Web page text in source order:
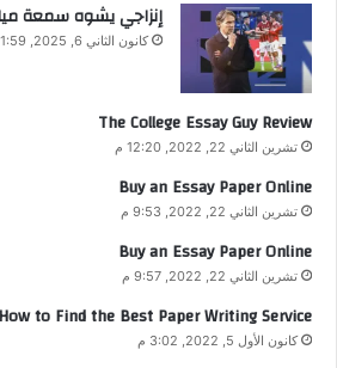
إنزاجي يشوه سمعة
كانون الثاني 6, 2025, 11:59 ص
The College Essay Guy Review
تشرين الثاني 22, 2022, 12:20 م
Buy an Essay Paper Online
تشرين الثاني 22, 2022, 9:53 م
Buy an Essay Paper Online
تشرين الثاني 22, 2022, 9:57 م
How to Find the Best Paper Writing Service
كانون الأول 5, 2022, 3:02 م